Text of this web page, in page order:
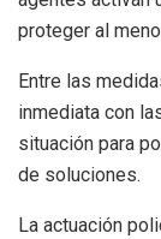
proteger al
Entre las
inmediata con
situación para
de soluciones.
La actuación